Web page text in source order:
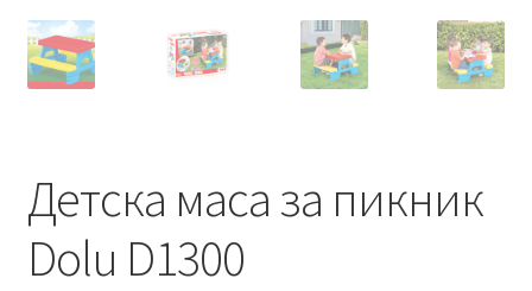
Детска маса за пикник
Dolu D1300